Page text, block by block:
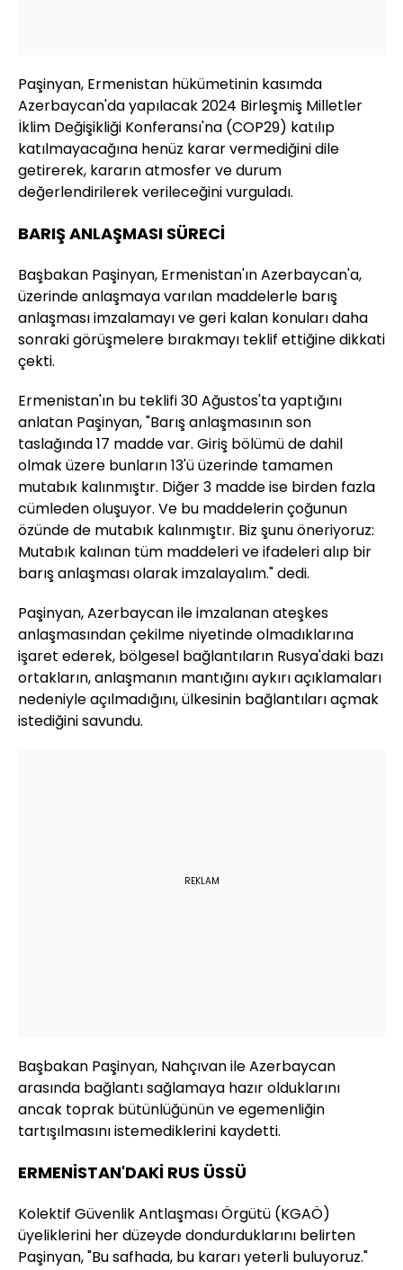
Paşinyan, Ermenistan hükümetinin kasımda
Azerbaycan'da yapılacak 2024 Birleşmiş Milletler
İklim Değişikliği Konferansı'na (COP29) katılıp
katılmayacağına henüz karar vermediğini dile
getirerek, kararın atmosfer ve durum
değerlendirilerek verileceğini vurguladı.
BARIŞ ANLAŞMASI SÜRECİ
Başbakan Paşinyan, Ermenistan'ın Azerbaycan'a,
üzerinde anlaşmaya varılan maddelerle barış
anlaşması imzalamayı ve geri kalan konuları daha
sonraki görüşmelere bırakmayı teklif ettiğine dikkati
çekti.
Ermenistan'ın bu teklifi 30 Ağustos'ta yaptığını
anlatan Paşinyan, "Barış anlaşmasının son
taslağında 17 madde var. Giriş bölümü de dahil
olmak üzere bunların 13'ü üzerinde tamamen
mutabık kalınmıştır. Diğer 3 madde ise birden fazla
cümleden oluşuyor. Ve bu maddelerin çoğunun
özünde de mutabık kalınmıştır. Biz şunu öneriyoruz:
Mutabık kalınan tüm maddeleri ve ifadeleri alıp bir
barış anlaşması olarak imzalayalım." dedi.
Paşinyan, Azerbaycan ile imzalanan ateşkes
anlaşmasından çekilme niyetinde olmadıklarına
işaret ederek, bölgesel bağlantıların Rusya'daki bazı
ortakların, anlaşmanın mantığını aykırı açıklamaları
nedeniyle açılmadığını, ülkesinin bağlantıları açmak
istediğini savundu.
REKLAM
Başbakan Paşinyan, Nahçıvan ile Azerbaycan
arasında bağlantı sağlamaya hazır olduklarını
ancak toprak bütünlüğünün ve egemenliğin
tartışılmasını istemediklerini kaydetti.
ERMENİSTAN'DAKİ RUS ÜSSÜ
Kolektif Güvenlik Antlaşması Örgütü (KGAÖ)
üyeliklerini her düzeyde dondurduklarını belirten
Paşinyan, "Bu safhada, bu kararı yeterli buluyoruz."